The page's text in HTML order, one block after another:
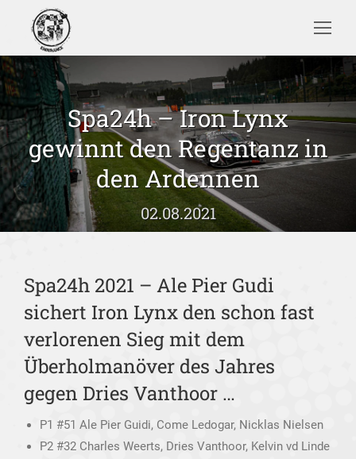
Search:
Spa24h – Iron Lynx
gewinnt den Regentanz in
den Ardennen
02.08.2021
Sie befinden sich hier:
Spa24h 2021 – Ale Pier Gudi
sichert Iron Lynx den schon fast
verlorenen Sieg mit dem
Überholmanöver des Jahres
gegen Dries Vanthoor …
P1 #51 Ale Pier Guidi, Come Ledogar, Nicklas Nielsen
P2 #32 Charles Weerts, Dries Vanthoor, Kelvin vd Linde